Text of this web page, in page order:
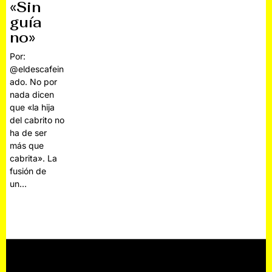
«Sin
guía
no»
Por:
@eldescafein
ado. No por
nada dicen
que «la hija
del cabrito no
ha de ser
más que
cabrita». La
fusión de
un…